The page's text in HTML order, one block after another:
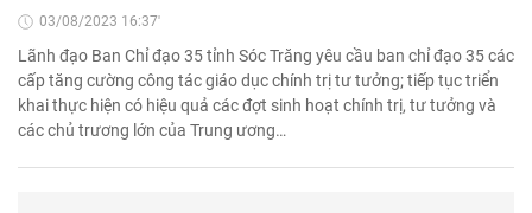
03/08/2023 16:37'
Lãnh đạo Ban Chỉ đạo 35 tỉnh Sóc Trăng yêu cầu ban chỉ đạo 35 các
cấp tăng cường công tác giáo dục chính trị tư tưởng; tiếp tục triển
khai thực hiện có hiệu quả các đợt sinh hoạt chính trị, tư tưởng và
các chủ trương lớn của Trung ương…